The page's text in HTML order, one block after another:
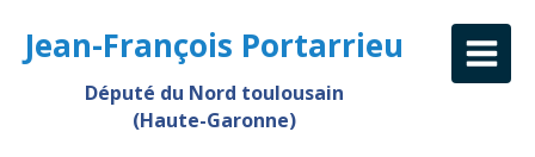
Jean-François Portarrieu
Député du Nord toulousain
(Haute-Garonne)